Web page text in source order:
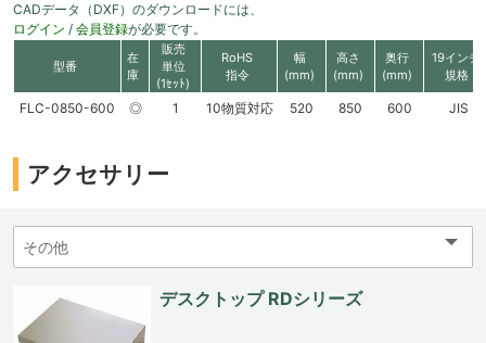
CADデータ（DXF）のダウンロードには、
ログイン / 会員登録が必要です。
型番
在
庫
販売
単位
(1ｾｯﾄ)
RoHS
指令
幅
(mm)
高さ
(mm)
奥行
(mm)
19インチ
規格
FLC-0850-600 ◎ 1 10物質対応 520 850 600 JIS
アクセサリー
デスクトップ RDシリーズ